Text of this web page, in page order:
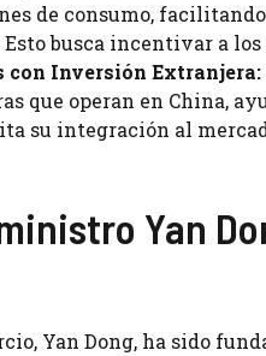
de consumo,
busca incentivar a
con Inversión Extranjera:
que operan en China,
su integración al
Yan
Yan Dong, ha sido